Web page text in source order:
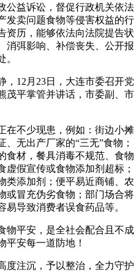
公益诉讼，督促行政机关依法
发卖问题食物等侵害权益的行
资历，能够依法向法院提告状
消弭影响、补偿丧失、公开报
。
12月23日，大连市委召开党
茂平掌管并讲话，市委副、市
不少现患，例如：街边小摊
无出产厂家的“三无”食物；
食材，餐具消毒不规范、食物
假宣传或食物添加剂超标；
类添加剂；便平易近商铺、农
或冒充伪劣食物；部门场合将
导致消费者误食药品等。
平安，是全社会配合且不成
平安每一道防地！
注沉，予以整治，全力守护